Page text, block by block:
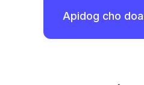
Apidog cho